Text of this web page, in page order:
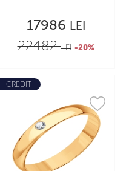
17986 LEI
22482LEI -20%
CREDIT